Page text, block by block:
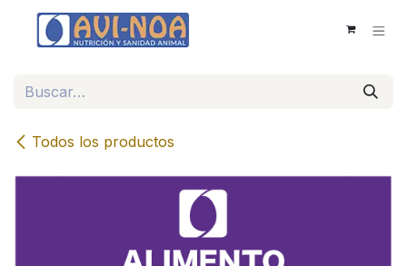
Ir al contenido
Todos los productos